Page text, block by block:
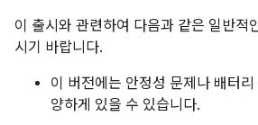
이 출시와 관련하여 다음과 같은 일반적
시기 바랍니다.
이 버전에는 안정성 문제나 배터
양하게 있을 수 있습니다.